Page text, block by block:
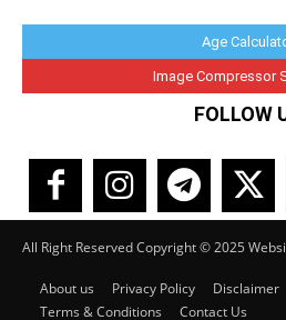
Age
Image Compressor
FOLLOW
All Right Reserved Copyright © 2025
About us Privacy Policy Disclaimer
Terms & Conditions
Contact Us